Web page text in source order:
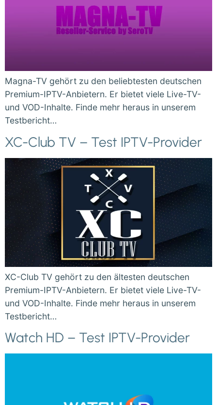
Magna-TV gehört zu den beliebtesten deutschen
Premium-IPTV-Anbietern. Er bietet viele Live-TV-
und VOD-Inhalte. Finde mehr heraus in unserem
Testbericht…
XC-Club TV – Test IPTV-Provider
XC-Club TV gehört zu den ältesten deutschen
Premium-IPTV-Anbietern. Er bietet viele Live-TV-
und VOD-Inhalte. Finde mehr heraus in unserem
Testbericht…
Watch HD – Test IPTV-Provider